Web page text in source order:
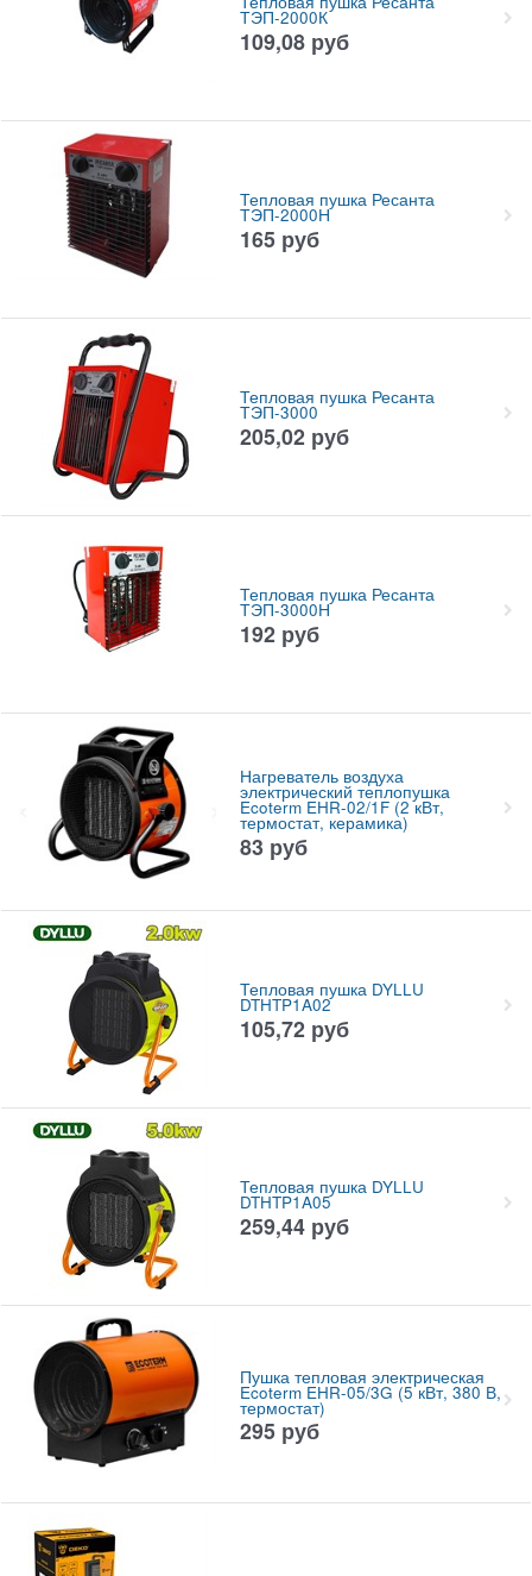
ТЭП-2000К
109,08 руб
Тепловая пушка Ресанта
ТЭП-2000Н
165 руб
Тепловая пушка Ресанта
ТЭП-3000
205,02 руб
Тепловая пушка Ресанта
ТЭП-3000Н
192 руб
Нагреватель воздуха
электрический теплопушка
Ecoterm EHR-02/1F (2 кВт,
термостат, керамика)
83 руб
Тепловая пушка DYLLU
DTHTP1A02
105,72 руб
Тепловая пушка DYLLU
DTHTP1A05
259,44 руб
Пушка тепловая электрическая
Ecoterm EHR-05/3G (5 кВт, 380 В,
термостат)
295 руб